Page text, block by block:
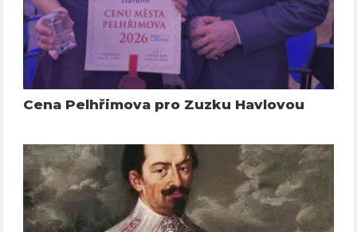
Cena Pelhřimova pro Zuzku Havlovou